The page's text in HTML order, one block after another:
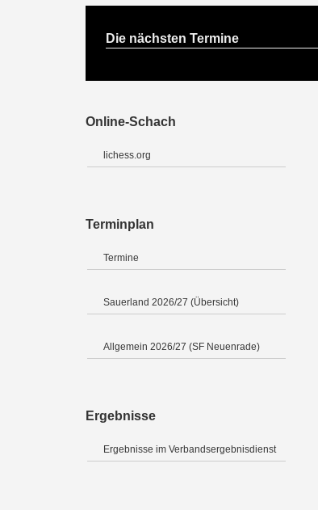
Die nächsten Termine
Online-Schach
lichess.org
Terminplan
Termine
Sauerland 2026/27 (Übersicht)
Allgemein 2026/27 (SF Neuenrade)
Ergebnisse
Ergebnisse im Verbandsergebnisdienst